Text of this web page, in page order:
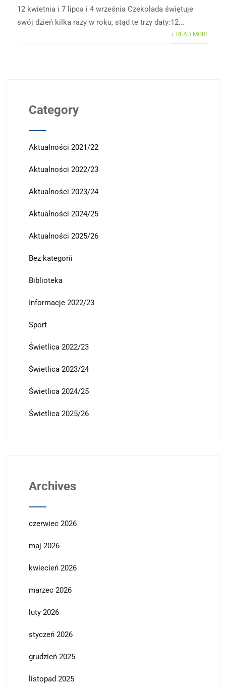
12 kwietnia i 7 lipca i 4 września Czekolada świętuje
swój dzień kilka razy w roku, stąd te trzy daty:12...
+ READ MORE
Category
Aktualności 2021/22
Aktualności 2022/23
Aktualności 2023/24
Aktualności 2024/25
Aktualności 2025/26
Bez kategorii
Biblioteka
Informacje 2022/23
Sport
Świetlica 2022/23
Świetlica 2023/24
Świetlica 2024/25
Świetlica 2025/26
Archives
czerwiec 2026
maj 2026
kwiecień 2026
marzec 2026
luty 2026
styczeń 2026
grudzień 2025
listopad 2025